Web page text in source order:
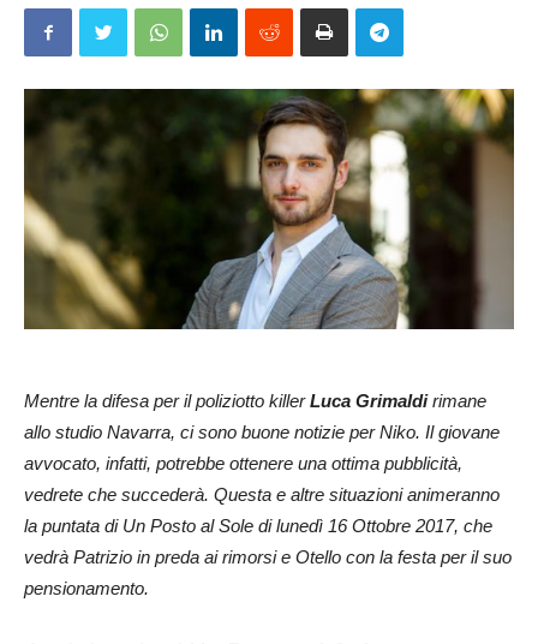
Mentre la difesa per il poliziotto killerLuca Grimaldirimane
allo studio Navarra, ci sono buone notizie per Niko. Il giovane
avvocato, infatti, potrebbe ottenere una ottima pubblicità,
vedrete che succederà. Questa e altre situazioni animeranno
la puntata di Un Posto al Sole di lunedì 16 Ottobre 2017, che
vedrà Patrizio in preda ai rimorsi e Otello con la festa per il suo
pensionamento.